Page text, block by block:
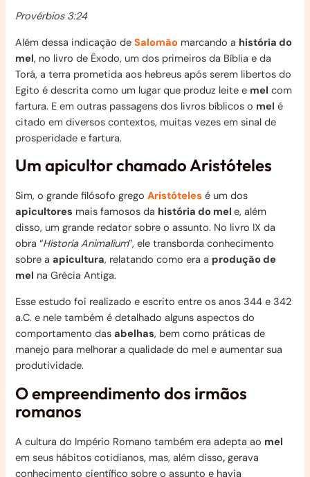
Provérbios 3:24
Além dessa indicação deSalomão marcando a história do
mel, no livro de Êxodo, um dos primeiros da Bíblia e da
Torá, a terra prometida aos hebreus após serem libertos do
Egito é descrita como um lugar que produz leite e mel com
fartura. E em outras passagens dos livros bíblicos o mel é
citado em diversos contextos, muitas vezes em sinal de
prosperidade e fartura.
Um apicultor chamado Aristóteles
Sim, o grande filósofo gregoAristóteles é um dos
apicultores mais famosos da história do mele, além
disso, um grande redator sobre o assunto. No livro IX da
obra “Historia Animalium”, ele transborda conhecimento
sobre aapicultura, relatando como era a produção de
mel na Grécia Antiga.
Esse estudo foi realizado e escrito entre os anos 344 e 342
a.C. e nele também é detalhado alguns aspectos do
comportamento dasabelhas, bem como práticas de
manejo para melhorar a qualidade do mel e aumentar sua
produtividade.
O empreendimento dos irmãos
romanos
A cultura do Império Romano também era adepta ao mel
em seus hábitos cotidianos, mas, além disso,gerava
conhecimento científico sobre o assunto e havia